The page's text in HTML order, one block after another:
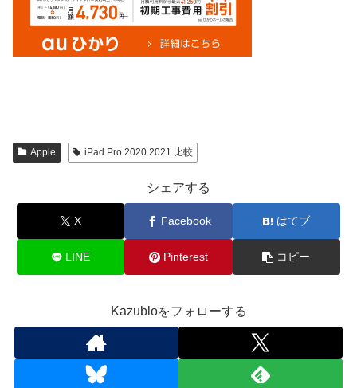
Apple iPad Pro 2020 2021 比較
シェアする
X Facebook はてブ
LINE Pinterest コピー
Kazubloをフォローする